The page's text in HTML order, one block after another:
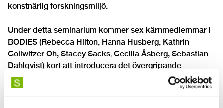
konstnärlig forskningsmiljö.
Under detta seminarium kommer sex kärnmedlemmar i
BODIES (Rebecca Hilton, Hanna Husberg, Kathrin
Gollwitzer Oh, Stacey Sacks, Cecilia Åsberg, Sebastian
Dahlqvist) kort att introducera det övergripande
BODIES-ramverket, följt av tre presentationer/samtal
som utgår från de tre tematiska arbetsgrupperna som